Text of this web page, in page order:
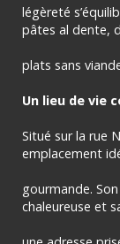
légèreté
pâtes al dente,
plats sans
Un lieu de vie
Situé sur la rue
emplacement
gourmande.
chaleureuse et